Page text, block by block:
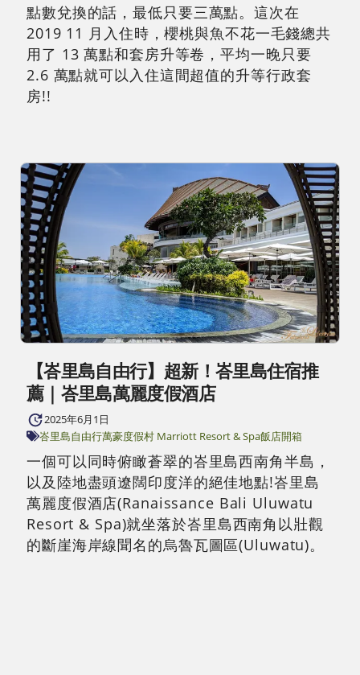
點數兌換的話，最低只要三萬點。這次在
2019 11 月入住時，櫻桃與魚不花一毛錢總共
用了 13 萬點和套房升等卷，平均一晚只要
2.6 萬點就可以入住這間超值的升等行政套
房!!
【峇里島自由行】超新！峇里島住宿推
薦｜峇里島萬麗度假酒店
2025年6月1日
峇里島自由行萬豪度假村 Marriott Resort & Spa飯店開箱
一個可以同時俯瞰蒼翠的峇里島西南角半島，
以及陸地盡頭遼闊印度洋的絕佳地點!峇里島
萬麗度假酒店(Ranaissance Bali Uluwatu
Resort & Spa)就坐落於峇里島西南角以壯觀
的斷崖海岸線聞名的烏魯瓦圖區(Uluwatu)。